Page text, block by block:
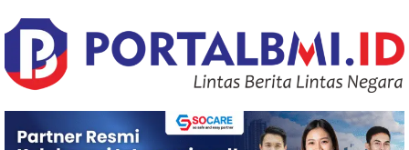
to
content